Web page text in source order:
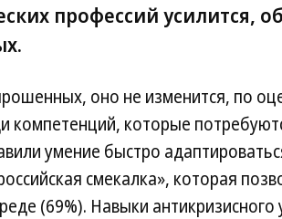
профессий усилится,
оно не изменится, по
компетенций, которые
умение быстро
смекалка», которая
(69%). Навыки